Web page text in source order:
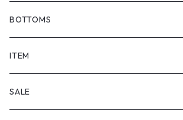
BOTTOMS
SHORTS
PANTS
ITEM
SALE